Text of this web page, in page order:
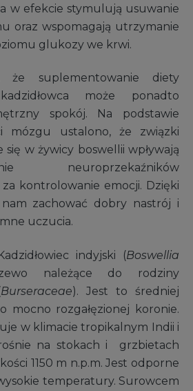
a w efekcie stymulują usuwanie
oraz wspomagają utrzymanie
glukozy we krwi.
że suplementowanie diety
może ponadto
spokój. Na podstawie
mózgu ustalono, że związki
w żywicy boswellii wpływają
neuroprzekaźników
kontrolowanie emocji. Dzięki
zachować dobry nastrój i
uczucia.
indyjski (Boswellia
należące do rodziny
Burseraceae). Jest to średniej
mocno rozgałęzionej koronie.
w klimacie tropikalnym Indii i
na stokach i grzbietach
1150 m n.p.m. Jest odporne
temperatury. Surowcem